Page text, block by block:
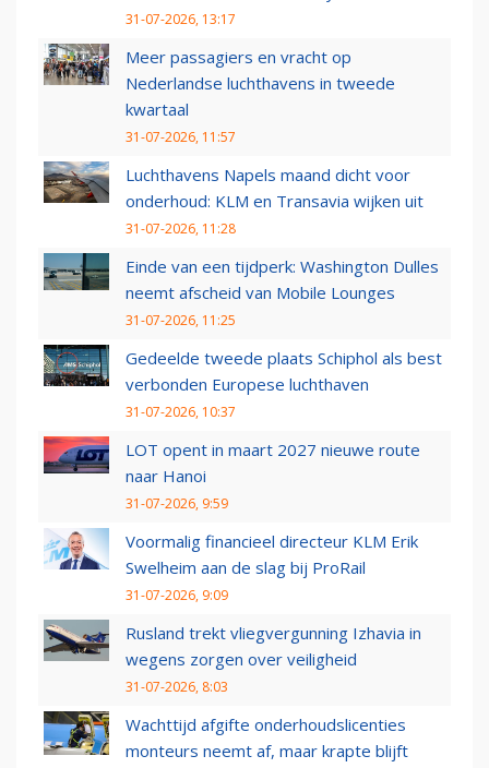
31-07-2026, 13:17
Meer passagiers en vracht op
Nederlandse luchthavens in tweede
kwartaal
31-07-2026, 11:57
Luchthavens Napels maand dicht voor
onderhoud: KLM en Transavia wijken uit
31-07-2026, 11:28
Einde van een tijdperk: Washington Dulles
neemt afscheid van Mobile Lounges
31-07-2026, 11:25
Gedeelde tweede plaats Schiphol als best
verbonden Europese luchthaven
31-07-2026, 10:37
LOT opent in maart 2027 nieuwe route
naar Hanoi
31-07-2026, 9:59
Voormalig financieel directeur KLM Erik
Swelheim aan de slag bij ProRail
31-07-2026, 9:09
Rusland trekt vliegvergunning Izhavia in
wegens zorgen over veiligheid
31-07-2026, 8:03
Wachttijd afgifte onderhoudslicenties
monteurs neemt af, maar krapte blijft